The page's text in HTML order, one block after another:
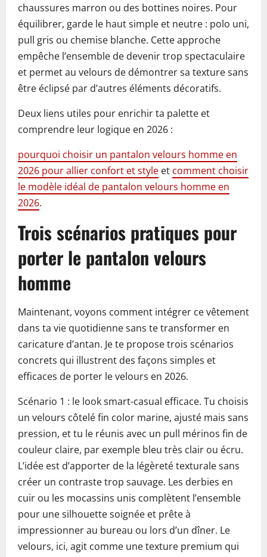
chaussures marron ou des bottines noires. Pour
équilibrer, garde le haut simple et neutre : polo uni,
pull gris ou chemise blanche. Cette approche
empêche l’ensemble de devenir trop spectaculaire
et permet au velours de démontrer sa texture sans
être éclipsé par d’autres éléments décoratifs.
Deux liens utiles pour enrichir ta palette et
comprendre leur logique en 2026 :
pourquoi choisir un pantalon velours homme en
2026 pour allier confort et style et comment choisir
le modèle idéal de pantalon velours homme en
2026.
Trois scénarios pratiques pour
porter le pantalon velours
homme
Maintenant, voyons comment intégrer ce vêtement
dans ta vie quotidienne sans te transformer en
caricature d’antan. Je te propose trois scénarios
concrets qui illustrent des façons simples et
efficaces de porter le velours en 2026.
Scénario 1 : le look smart-casual efficace. Tu choisis
un velours côtelé fin color marine, ajusté mais sans
pression, et tu le réunis avec un pull mérinos fin de
couleur claire, par exemple bleu très clair ou écru.
L’idée est d’apporter de la légèreté texturale sans
créer un contraste trop sauvage. Les derbies en
cuir ou les mocassins unis complètent l’ensemble
pour une silhouette soignée et prête à
impressionner au bureau ou lors d’un dîner. Le
velours, ici, agit comme une texture premium qui